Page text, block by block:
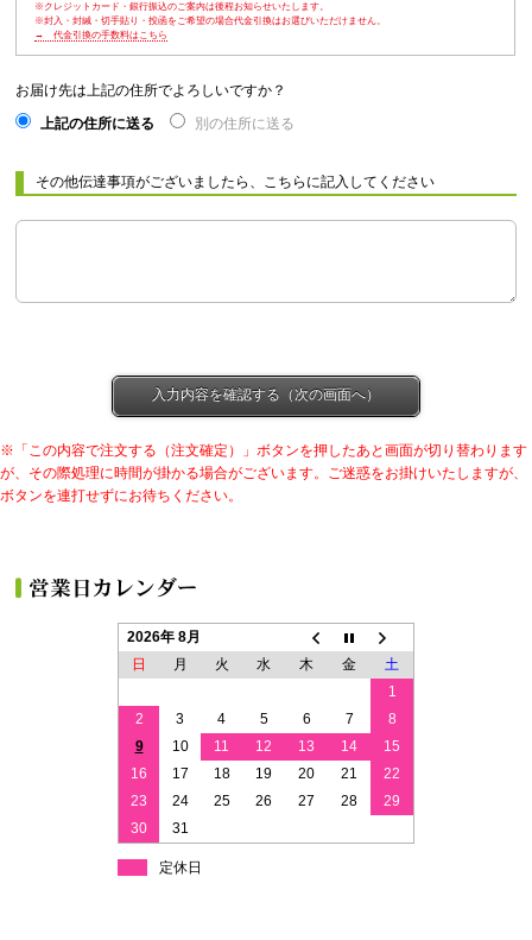
※クレジットカード・銀行振込のご案内は後程お知らせいたします。
※封入・封緘・切手貼り・投函をご希望の場合代金引換はお選びいただけません。
→ 代金引換の手数料はこちら
お届け先は上記の住所でよろしいですか？
上記の住所に送る
別の住所に送る
その他伝達事項がございましたら、こちらに記入してください
※「この内容で注文する（注文確定）」ボタンを押したあと画面が切り替わります
が、その際処理に時間が掛かる場合がございます。ご迷惑をお掛けいたしますが、
ボタンを連打せずにお待ちください。
2026年 8月
日
月 火 水 木 金
土
1
2
3 4 5 6 7
8
9
10 11 12 13 14
15
16
17 18 19 20 21
22
23
24 25 26 27 28
29
30
31
定休日